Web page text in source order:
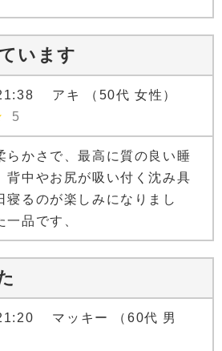
います
アキ （50代 女性）
5
らかさで、最高に質の良い睡
背中やお尻が吸い付く沈み具
寝るのが楽しみになりまし
品です、
マッキー （60代 男